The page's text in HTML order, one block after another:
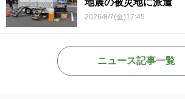
地震の被災地に派遣
2026/8/7(金)17:45
ニュース記事一覧